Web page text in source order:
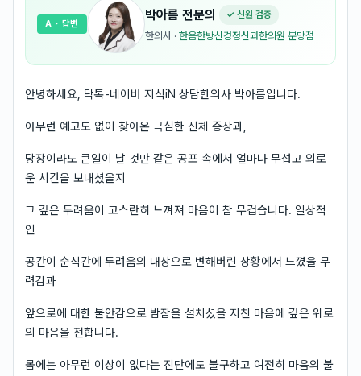
박아름 전문의 ✓ 신원 검증
한의사 · 한음한방신경정신과한의원 분당점
A · 답변
안녕하세요, 닥톡-네이버 지식iN 상담한의사 박아름입니다.
아무런 예고도 없이 찾아온 극심한 신체 증상과,
당장이라도 큰일이 날 것만 같은 공포 속에서 얼마나 무섭고 외로
운 시간을 보내셨을지
그 깊은 두려움이 고스란히 느껴져 마음이 참 무겁습니다. 일상적
인
공간이 순식간에 두려움의 대상으로 변해버린 상황에서 느꼈을 무
력감과
앞으로에 대한 불안감으로 밤잠을 설치셨을 지친 마음에 깊은 위로
의 마음을 전합니다.
몸에는 아무런 이상이 없다는 진단에도 불구하고 여전히 마음의 불